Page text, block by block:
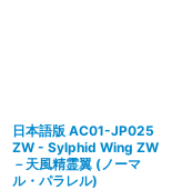
日本語版 AC01-JP025
ZW - Sylphid Wing ZW
－天風精霊翼 (ノーマ
ル・パラレル)